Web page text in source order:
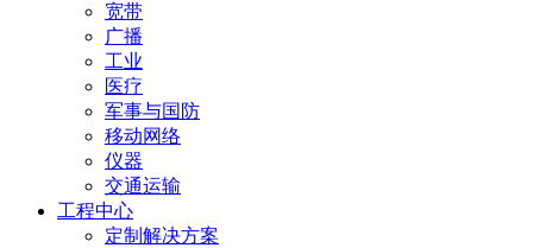
宽带
广播
工业
医疗
军事与国防
移动网络
仪器
交通运输
工程中心
定制解决方案